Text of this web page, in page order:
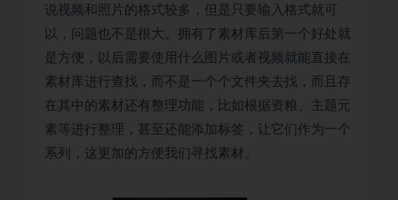
说视频和照片的格式较多，但是只要输入格式就可
以，问题也不是很大。拥有了素材库后第一个好处就
是方便，以后需要使用什么图片或者视频就能直接在
素材库进行查找，而不是一个个文件夹去找，而且存
在其中的素材还有整理功能，比如根据资粮、主题元
素等进行整理，甚至还能添加标签，让它们作为一个
系列，这更加的方便我们寻找素材。